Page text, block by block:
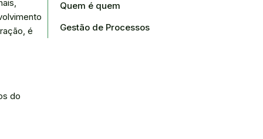
é
do
Quem é quem
Gestão de Processos